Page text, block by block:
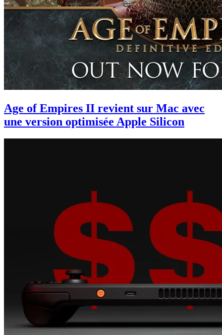
Age of Empires II revient sur Mac avec
une version optimisée Apple Silicon